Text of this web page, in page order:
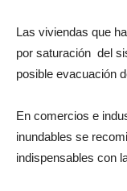
Las viviendas que
por saturación del
posible evacuación
En comercios e
inundables se
indispensables con